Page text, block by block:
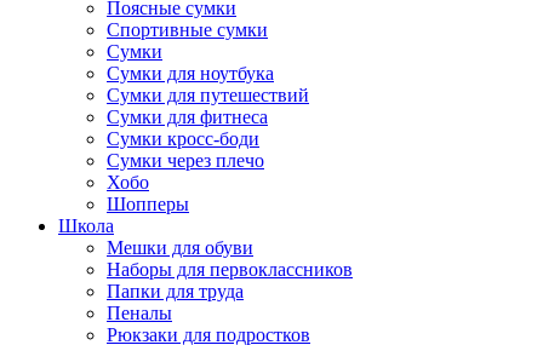
Поясные сумки
Спортивные сумки
Сумки
Сумки для ноутбука
Сумки для путешествий
Сумки для фитнеса
Сумки кросс-боди
Сумки через плечо
Хобо
Шопперы
Школа
Мешки для обуви
Наборы для первоклассников
Папки для труда
Пеналы
Рюкзаки для подростков